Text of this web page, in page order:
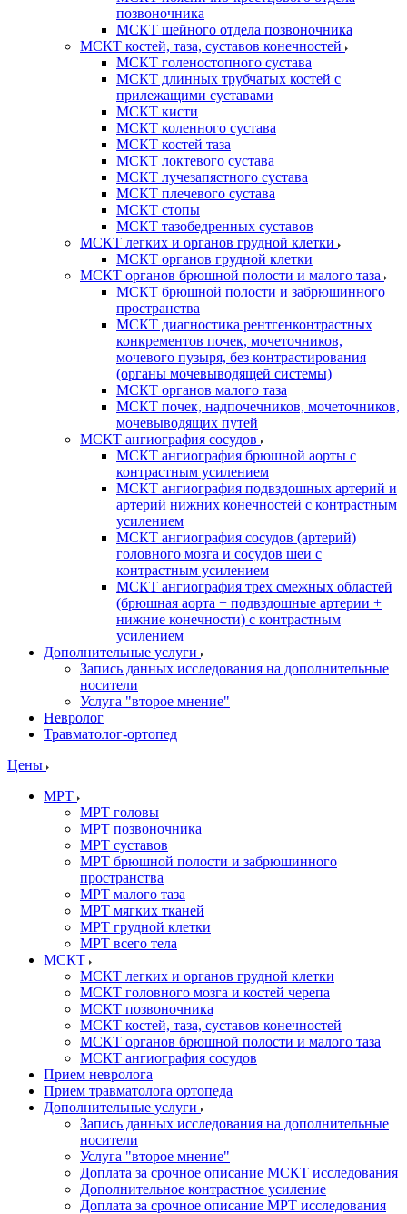
позвоночника
МСКТ шейного отдела позвоночника
МСКТ костей, таза, суставов конечностей
МСКТ голеностопного сустава
МСКТ длинных трубчатых костей с
прилежащими суставами
МСКТ кисти
МСКТ коленного сустава
МСКТ костей таза
МСКТ локтевого сустава
МСКТ лучезапястного сустава
МСКТ плечевого сустава
МСКТ стопы
МСКТ тазобедренных суставов
МСКТ легких и органов грудной клетки
МСКТ органов грудной клетки
МСКТ органов брюшной полости и малого таза
МСКТ брюшной полости и забрюшинного
пространства
МСКТ диагностика рентгенконтрастных
конкрементов почек, мочеточников,
мочевого пузыря, без контрастирования
(органы мочевыводящей системы)
МСКТ органов малого таза
МСКТ почек, надпочечников, мочеточников,
мочевыводящих путей
МСКТ ангиография сосудов
МСКТ ангиография брюшной аорты с
контрастным усилением
МСКТ ангиография подвздошных артерий и
артерий нижних конечностей с контрастным
усилением
МСКТ ангиография сосудов (артерий)
головного мозга и сосудов шеи с
контрастным усилением
МСКТ ангиография трех смежных областей
(брюшная аорта + подвздошные артерии +
нижние конечности) с контрастным
усилением
Дополнительные услуги
Запись данных исследования на дополнительные
носители
Услуга "второе мнение"
Невролог
Травматолог-ортопед
Цены
МРТ
МРТ головы
МРТ позвоночника
МРТ суставов
МРТ брюшной полости и забрюшинного
пространства
МРТ малого таза
МРТ мягких тканей
МРТ грудной клетки
МРТ всего тела
МСКТ
МСКТ легких и органов грудной клетки
МСКТ головного мозга и костей черепа
МСКТ позвоночника
МСКТ костей, таза, суставов конечностей
МСКТ органов брюшной полости и малого таза
МСКТ ангиография сосудов
Прием невролога
Прием травматолога ортопеда
Дополнительные услуги
Запись данных исследования на дополнительные
носители
Услуга "второе мнение"
Доплата за срочное описание МСКТ исследования
Дополнительное контрастное усиление
Доплата за срочное описание МРТ исследования